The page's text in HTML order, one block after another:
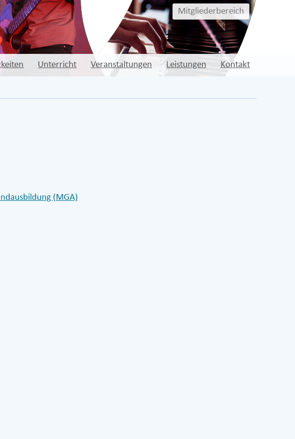
Mitgliederbereich
Unterricht Veranstaltungen Leistungen Kontakt
(MGA)